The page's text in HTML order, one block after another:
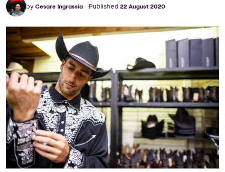
by Cesare Ingrassia Published 22 August 2020